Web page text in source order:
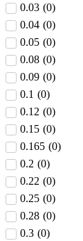
0.03 (0)
0.04 (0)
0.05 (0)
0.08 (0)
0.09 (0)
0.1 (0)
0.12 (0)
0.15 (0)
0.165 (0)
0.2 (0)
0.22 (0)
0.25 (0)
0.28 (0)
0.3 (0)